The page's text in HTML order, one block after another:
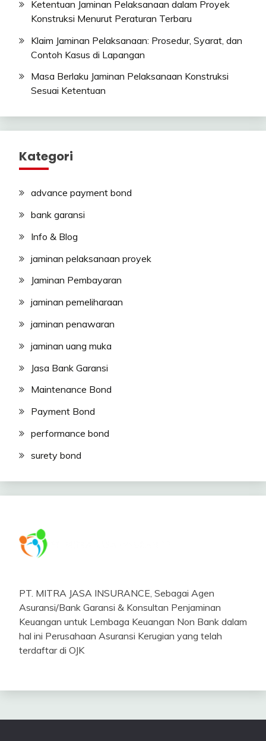
Ketentuan Jaminan Pelaksanaan dalam Proyek
Konstruksi Menurut Peraturan Terbaru
Klaim Jaminan Pelaksanaan: Prosedur, Syarat, dan
Contoh Kasus di Lapangan
Masa Berlaku Jaminan Pelaksanaan Konstruksi
Sesuai Ketentuan
Kategori
advance payment bond
bank garansi
Info & Blog
jaminan pelaksanaan proyek
Jaminan Pembayaran
jaminan pemeliharaan
jaminan penawaran
jaminan uang muka
Jasa Bank Garansi
Maintenance Bond
Payment Bond
performance bond
surety bond
PT. MITRA JASA INSURANCE, Sebagai Agen
Asuransi/Bank Garansi & Konsultan Penjaminan
Keuangan untuk Lembaga Keuangan Non Bank dalam
hal ini Perusahaan Asuransi Kerugian yang telah
terdaftar di OJK